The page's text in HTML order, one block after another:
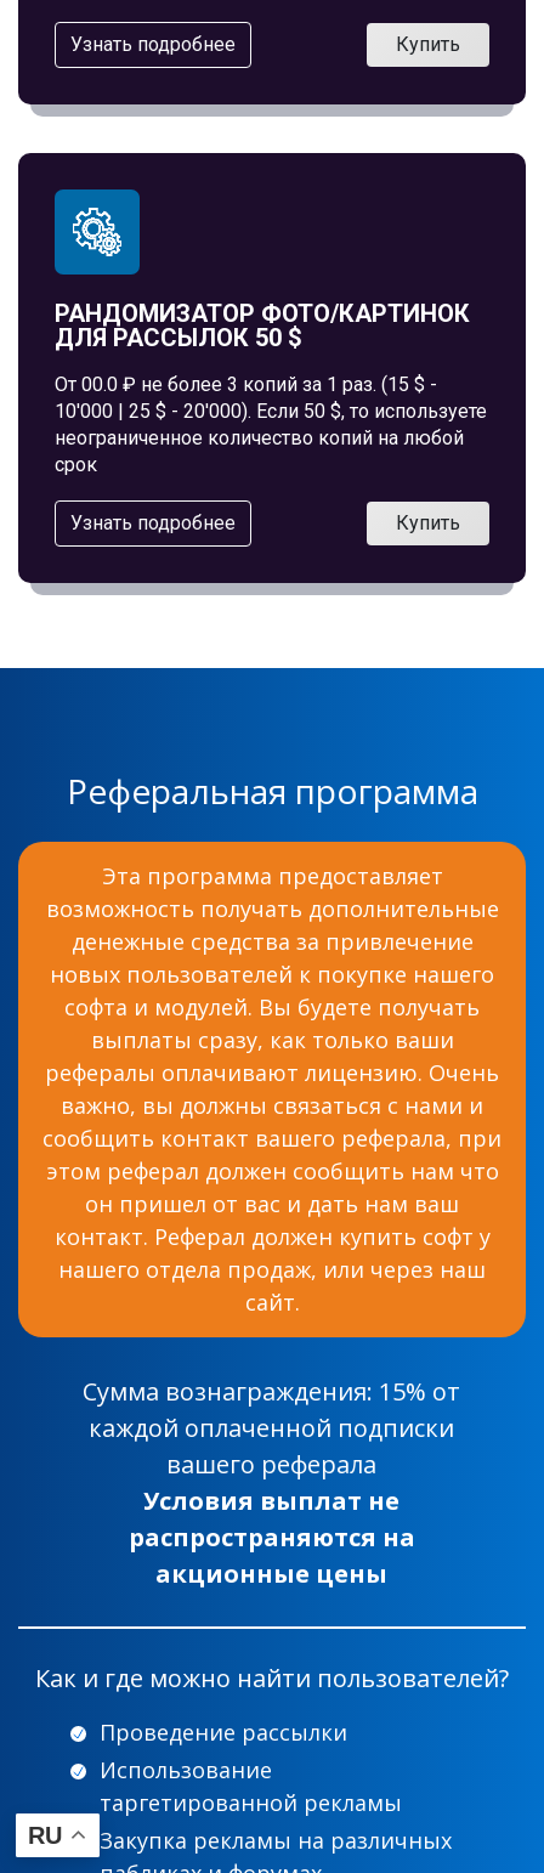
RU
Узнать подробнее Купить
РАНДОМИЗАТОР ФОТО/КАРТИНОК
ДЛЯ РАССЫЛОК 50 $
От 00.0 ₽ не более 3 копий за 1 раз. (15 $ -
10'000 | 25 $ - 20'000). Если 50 $, то используете
неограниченное количество копий на любой
срок
Узнать подробнее Купить
Реферальная программа
Эта программа предоставляет
возможность получать дополнительные
денежные средства за привлечение
новых пользователей к покупке нашего
софта и модулей. Вы будете получать
выплаты сразу, как только ваши
рефералы оплачивают лицензию. Очень
важно, вы должны связаться с нами и
сообщить контакт вашего реферала, при
этом реферал должен сообщить нам что
он пришел от вас и дать нам ваш
контакт. Реферал должен купить софт у
нашего отдела продаж, или через наш
сайт.
Сумма вознаграждения: 15% от
каждой оплаченной подписки
вашего реферала
Условия выплат не
распространяются на
акционные цены
Как и где можно найти пользователей?
Проведение рассылки
Использование
таргетированной рекламы
Закупка рекламы на различных